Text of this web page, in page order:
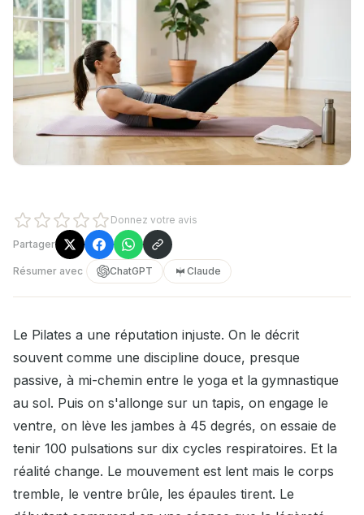
Donnez votre avis
Partager
Résumer avec ChatGPT Claude
Le Pilates a une réputation injuste. On le décrit
souvent comme une discipline douce, presque
passive, à mi-chemin entre le yoga et la gymnastique
au sol. Puis on s'allonge sur un tapis, on engage le
ventre, on lève les jambes à 45 degrés, on essaie de
tenir 100 pulsations sur dix cycles respiratoires. Et la
réalité change. Le mouvement est lent mais le corps
tremble, le ventre brûle, les épaules tirent. Le